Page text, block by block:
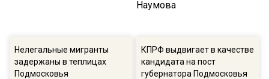
Нелегальные мигранты
задержаны в теплицах
Подмосковья
КПРФ выдвигает в качестве
кандидата на пост
губернатора Подмосковья